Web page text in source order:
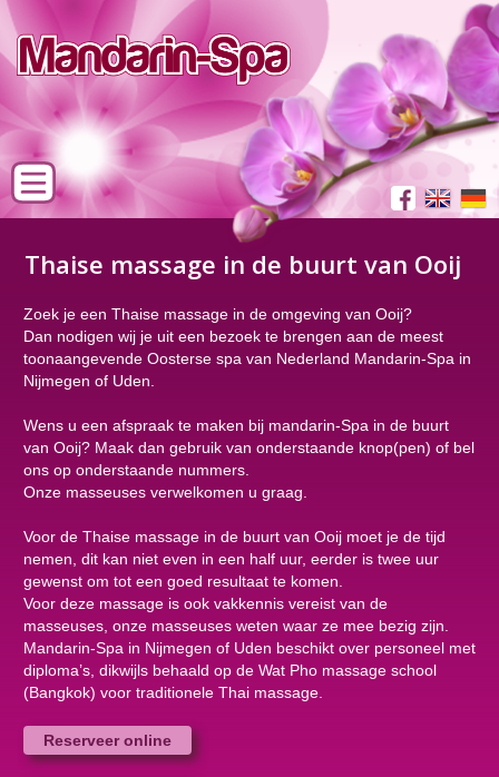
Thaise massage in de buurt van Ooij
Zoek je een Thaise massage in de omgeving van Ooij?
Dan nodigen wij je uit een bezoek te brengen aan de meest
toonaangevende Oosterse spa van Nederland Mandarin-Spa in
Nijmegen of Uden.
Wens u een afspraak te maken bij mandarin-Spa in de buurt
van Ooij? Maak dan gebruik van onderstaande knop(pen) of bel
ons op onderstaande nummers.
Onze masseuses verwelkomen u graag.
Voor de Thaise massage in de buurt van Ooij moet je de tijd
nemen, dit kan niet even in een half uur, eerder is twee uur
gewenst om tot een goed resultaat te komen.
Voor deze massage is ook vakkennis vereist van de
masseuses, onze masseuses weten waar ze mee bezig zijn.
Mandarin-Spa in Nijmegen of Uden beschikt over personeel met
diploma’s, dikwijls behaald op de Wat Pho massage school
(Bangkok) voor traditionele Thai massage.
Reserveer online